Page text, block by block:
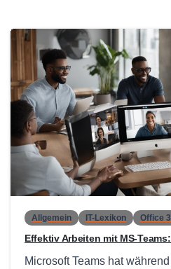
Allgemein IT-Lexikon Office
Effektiv Arbeiten mit MS-
Microsoft Teams hat